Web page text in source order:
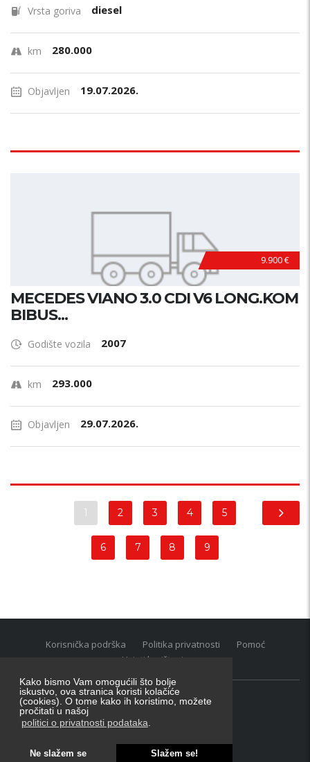
Kako bismo Vam omogućili što bolje
iskustvo, ova stranica koristi kolačiće
(cookies). O tome kako ih koristimo, možete
pročitati u našoj
politici o privatnosti podataka
Ne slažem se Slažem se!
Vrsta goriva diesel
km 280.000
Objavljen 19.07.2026.
9.900 €
MECEDES VIANO 3.0 CDI V6 LONG.KOM
BIBUS...
Godište vozila 2007
km 293.000
Objavljen 29.07.2026.
1 2 3 4 5
6 7 8 9
Korisnička podrška Politika privatnosti
Pomoć
Uvjeti korištenja
Oglasnik grupacija:posao.hr|oglasnik.hr|auti.hr
Tečaj za konverziju u EUR valutu: 1 euro = 7.53450 kn